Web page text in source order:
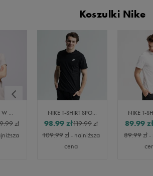
Koszulki Nike
NIKE T-SHIRT W NSW ESSNTL SS POLO CRP TOP
zł
NIKE T-SHIRT SPORTSWEAR CLUB
119.99zł
98.99 zł
109.99zł- najniższa
cena
89.99 zł
89.99zł-